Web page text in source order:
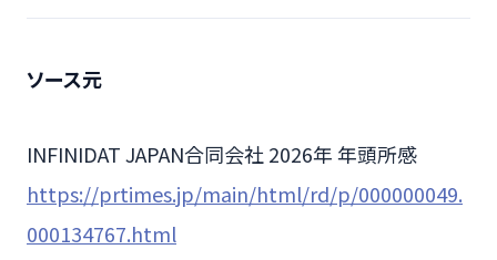
ソース元
INFINIDAT JAPAN合同会社 2026年 年頭所感
https://prtimes.jp/main/html/rd/p/000000049.
000134767.html